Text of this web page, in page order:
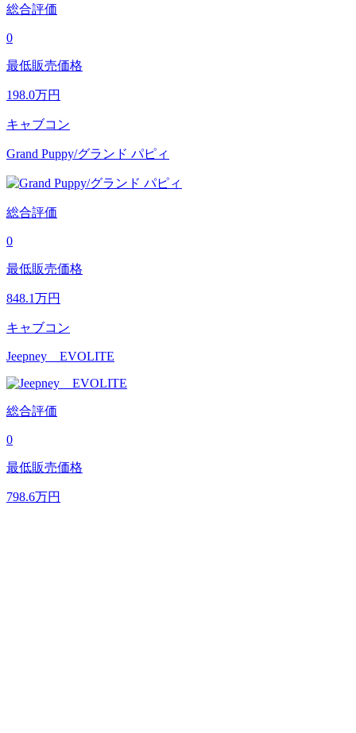
総合評価
0
最低販売価格
198.0万円
キャブコン
Grand Puppy/グランド パピィ
総合評価
0
最低販売価格
848.1万円
キャブコン
Jeepney EVOLITE
総合評価
0
最低販売価格
798.6万円